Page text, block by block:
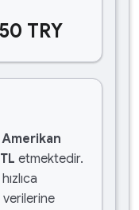
TRY
etmektedir.